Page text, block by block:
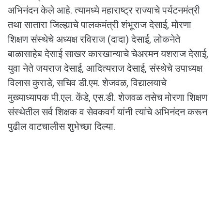
अभिनंदन केले आहे. त्यामध्ये महाराष्ट्र राज्याचे पर्यटनमंत्री
तथा सातारा जिल्ह्याचे पालकमंत्री शंभूराज देसाई, मोरणा
शिक्षण संस्थेचे अध्यक्ष रविराज (दादा) देसाई, लोकनेते
बाळासाहेब देसाई साखर कारखान्याचे चेअरमन यशराज देसाई,
युवा नेते जयराज देसाई, आदित्यराज देसाई, संस्थेचे उपाध्यक्ष
विलास कुराडे, सचिव डी.एम. शेजवळ, विद्यालयाचे
मुख्याध्यापक पी.एल. केंडे, एस.डी. शेजवळ तसेच मोरणा शिक्षण
संस्थेतील सर्व शिक्षक व सेवकवर्ग यांनी त्यांचे अभिनंदन करून
पुढील वाटचालीस शुभेच्छा दिल्या.